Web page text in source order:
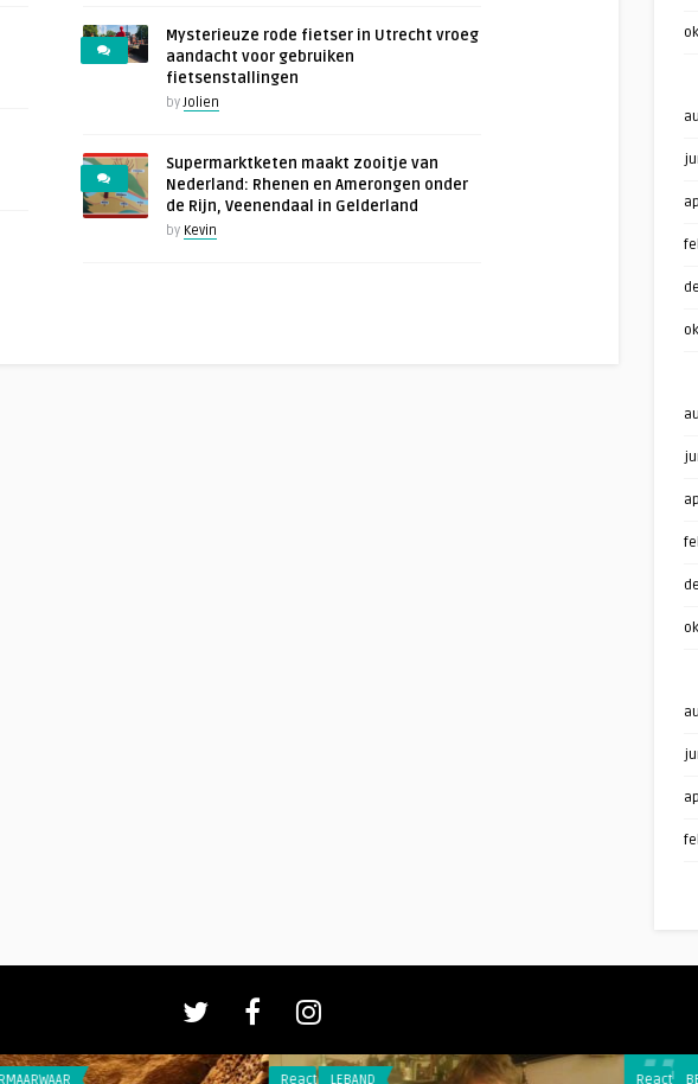
Mysterieuze rode fietser in Utrecht vroeg
aandacht voor gebruiken
fietsenstallingen
byJolien
Supermarktketen maakt zooitje van
Nederland: Rhenen en Amerongen onder
de Rijn, Veenendaal in Gelderland
by Kevin
ReactiesLEBAND BEAT OF